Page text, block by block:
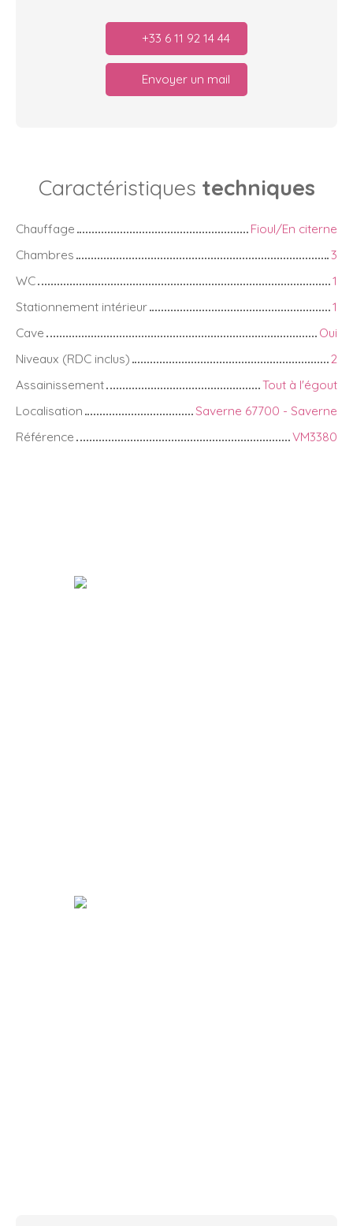
+33 6 11 92 14 44
Envoyer un mail
Caractéristiques techniques
Chauffage
Fioul/En citerne
Chambres
3
WC
1
Stationnement intérieur
1
Cave
Oui
Niveaux (RDC inclus)
2
Assainissement
Tout à l'égout
Localisation
Saverne 67700 - Saverne
Référence
VM3380